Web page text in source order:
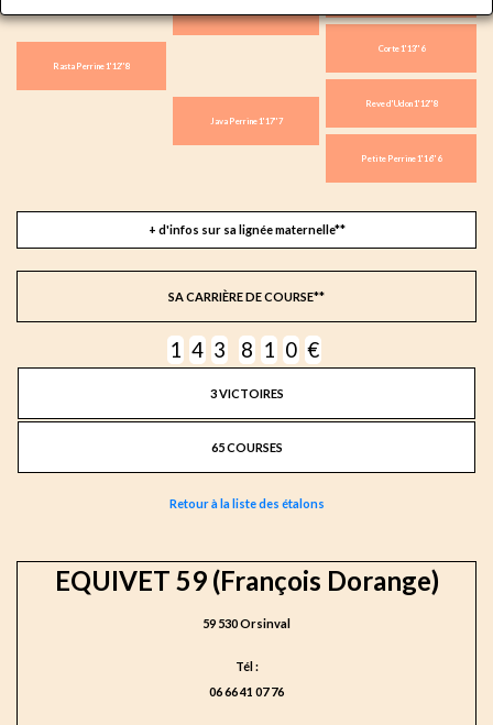
Rasta Perrine 1'12''8
Corte 1'13''6
Java Perrine 1'17''7
Reve d'Udon 1'12''8
Petite Perrine 1'16''6
+ d'infos sur sa lignée maternelle**
SA CARRIÈRE DE COURSE**
1 4 3 8 1 0 €
3 VICTOIRES
65 COURSES
Retour à la liste des étalons
EQUIVET 59 (François Dorange)
59 530 Orsinval
Tél :
06 66 41 07 76